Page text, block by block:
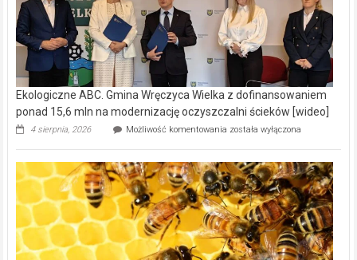
Ekologiczne ABC. Gmina Wręczyca Wielka z dofinansowaniem
ponad 15,6 mln na modernizację oczyszczalni ścieków [wideo]
4 sierpnia, 2026 Możliwość komentowania Ekologiczne
Wręczyca
Wielka
z
dofinansowaniem
ponad
15,6
mln
na
została wyłączona